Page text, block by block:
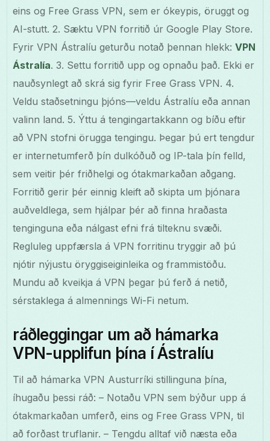
eins og Free Grass VPN, sem er ókeypis, öruggt og
AI-stutt. 2. Sæktu VPN forritið úr Google Play Store.
Fyrir VPN Ástralíu geturðu notað þennan hlekk:VPN
Ástralía. 3. Settu forritið upp og opnaðu það. Ekki er
nauðsynlegt að skrá sig fyrir Free Grass VPN. 4.
Veldu staðsetningu þjóns—veldu Ástralíu eða annan
valinn land. 5. Ýttu á tengingartakkann og bíðu eftir
að VPN stofni örugga tengingu. Þegar þú ert tengdur
er internetumferð þín dulkóðuð og IP-tala þín felld,
sem veitir þér friðhelgi og ótakmarkaðan aðgang.
Forritið gerir þér einnig kleift að skipta um þjónara
auðveldlega, sem hjálpar þér að finna hraðasta
tenginguna eða nálgast efni frá tilteknu svæði.
Regluleg uppfærsla á VPN forritinu tryggir að þú
njótir nýjustu öryggiseiginleika og frammistöðu.
Mundu að kveikja á VPN þegar þú ferð á netið,
sérstaklega á almennings Wi-Fi netum.
ráðleggingar um að hámarka
VPN-upplifun þína í Ástralíu
Til að hámarka VPN Austurríki stillinguna þína,
íhugaðu þessi ráð: – Notaðu VPN sem býður upp á
ótakmarkaðan umferð, eins og Free Grass VPN, til
að forðast truflanir. – Tengdu alltaf við næsta eða